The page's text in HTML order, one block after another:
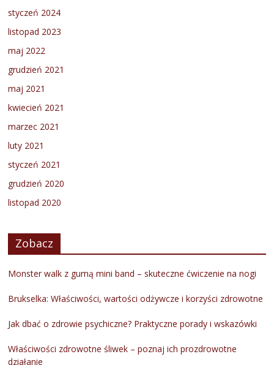
styczeń 2024
listopad 2023
maj 2022
grudzień 2021
maj 2021
kwiecień 2021
marzec 2021
luty 2021
styczeń 2021
grudzień 2020
listopad 2020
Zobacz
Monster walk z gumą mini band – skuteczne ćwiczenie na nogi
Brukselka: Właściwości, wartości odżywcze i korzyści zdrowotne
Jak dbać o zdrowie psychiczne? Praktyczne porady i wskazówki
Właściwości zdrowotne śliwek – poznaj ich prozdrowotne
działanie